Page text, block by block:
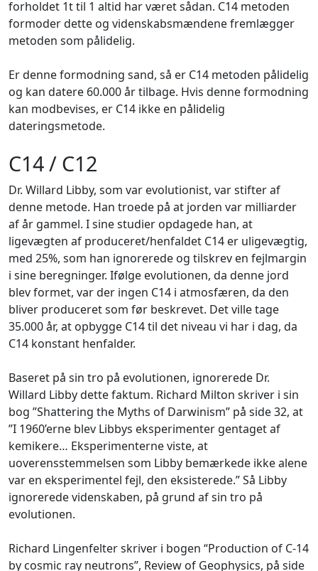
forholdet 1t til 1 altid har været sådan. C14 metoden
formoder dette og videnskabsmændene fremlægger
metoden som pålidelig.
Er denne formodning sand, så er C14 metoden pålidelig
og kan datere 60.000 år tilbage. Hvis denne formodning
kan modbevises, er C14 ikke en pålidelig
dateringsmetode.
C14 / C12
Dr. Willard Libby, som var evolutionist, var stifter af
denne metode. Han troede på at jorden var milliarder
af år gammel. I sine studier opdagede han, at
ligevægten af produceret/henfaldet C14 er uligevægtig,
med 25%, som han ignorerede og tilskrev en fejlmargin
i sine beregninger. Ifølge evolutionen, da denne jord
blev formet, var der ingen C14 i atmosfæren, da den
bliver produceret som før beskrevet. Det ville tage
35.000 år, at opbygge C14 til det niveau vi har i dag, da
C14 konstant henfalder.
Baseret på sin tro på evolutionen, ignorerede Dr.
Willard Libby dette faktum. Richard Milton skriver i sin
bog ”Shattering the Myths of Darwinism” på side 32, at
”I 1960’erne blev Libbys eksperimenter gentaget af
kemikere… Eksperimenterne viste, at
uoverensstemmelsen som Libby bemærkede ikke alene
var en eksperimentel fejl, den eksisterede.” Så Libby
ignorerede videnskaben, på grund af sin tro på
evolutionen.
Richard Lingenfelter skriver i bogen “Production of C-14
by cosmic ray neutrons”, Review of Geophysics, på side